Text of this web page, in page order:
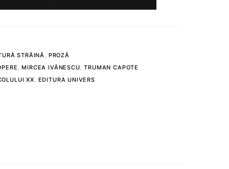
STRĂINĂ, PROZĂ
,MIRCEA IVĂNESCU,TRUMAN CAPOTE
XX, EDITURA UNIVERS